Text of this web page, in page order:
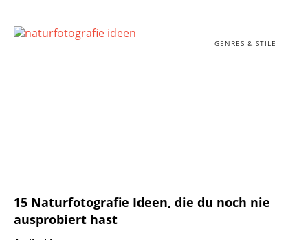
GENRES & STILE
15 Naturfotografie Ideen, die du noch nie
ausprobiert hast